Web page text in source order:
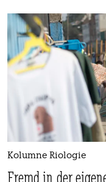
Kolumne Riologie
Fremd in der